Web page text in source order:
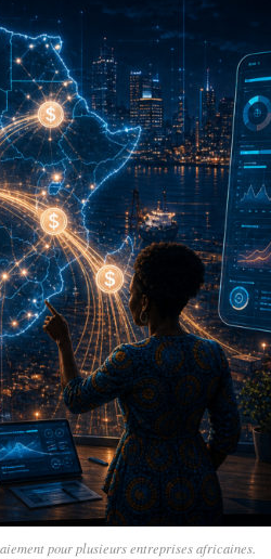
pour plusieurs entreprises africaines.